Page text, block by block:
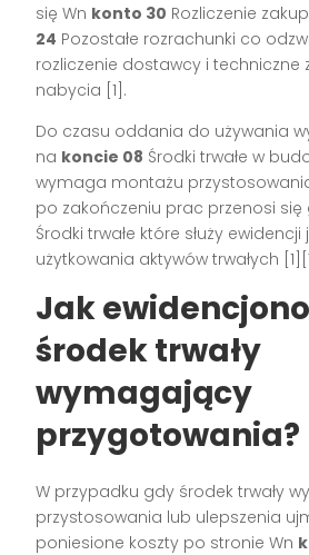
się Wn konto 30 Rozliczenie
24 Pozostałe rozrachunki co
rozliczenie dostawcy i techniczne
nabycia [1].
Do czasu oddania do używania
na koncie 08 Środki trwałe w
wymaga montażu
po zakończeniu prac przenosi się
Środki trwałe które służy
użytkowania aktywów trwałych
Jak
środek trwały
wymagający
przygotowania?
W przypadku gdy środek trwały
przystosowania lub ulepszenia
poniesione koszty po stronie Wn